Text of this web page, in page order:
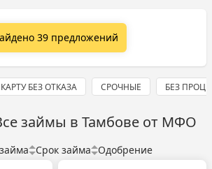
39 предложений
БЕЗ ОТКАЗА СРОЧНЫЕ БЕЗ
займы в Тамбове от МФО
Срок займа Одобрение